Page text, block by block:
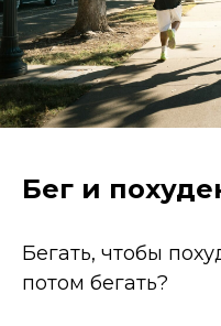
Бег и
Бегать, чтобы
потом бегать?